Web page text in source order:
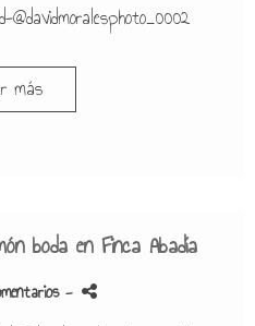
más
boda en Finca Abadía
-